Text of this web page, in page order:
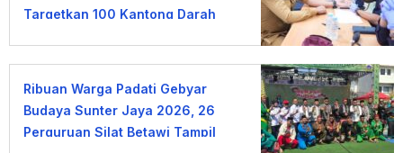
Targetkan 100 Kantong Darah
Ribuan Warga Padati Gebyar
Budaya Sunter Jaya 2026, 26
Perguruan Silat Betawi Tampil